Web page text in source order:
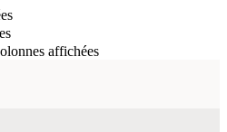
affichées